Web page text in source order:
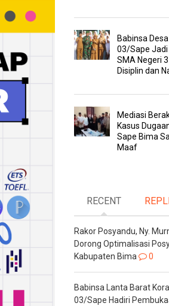
Babinsa
03/Sape Jadi
SMA Negeri
Disiplin dan
Mediasi
Kasus
Sape Bima
Maaf
RECENT
Rakor Posyandu, Ny.
Dorong Optimalisasi
Kabupaten Bima
0
Babinsa Lanta Barat
03/Sape Hadiri